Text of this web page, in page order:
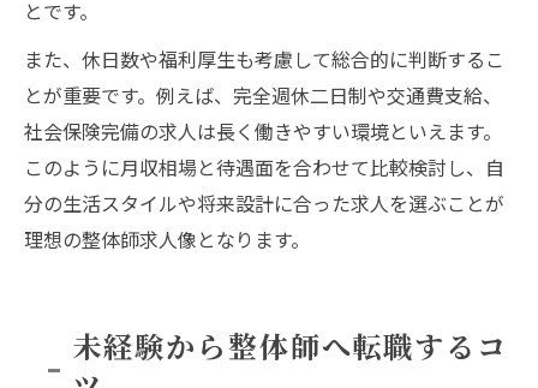
とです。
また、休日数や福利厚生も考慮して総合的に判断するこ
とが重要です。例えば、完全週休二日制や交通費支給、
社会保険完備の求人は長く働きやすい環境といえます。
このように月収相場と待遇面を合わせて比較検討し、自
分の生活スタイルや将来設計に合った求人を選ぶことが
理想の整体師求人像となります。
未経験から整体師へ転職するコ